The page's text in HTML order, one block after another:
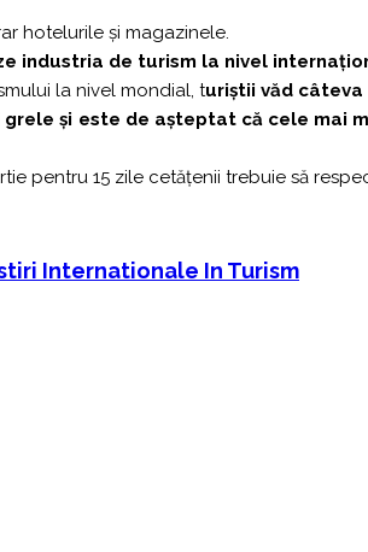
hotelurile și magazinele.
industria de turism la nivel
la nivel mondial, turiștii văd
și este de așteptat că cele mai
pentru 15 zile cetățenii trebuie să
Internationale In Turism